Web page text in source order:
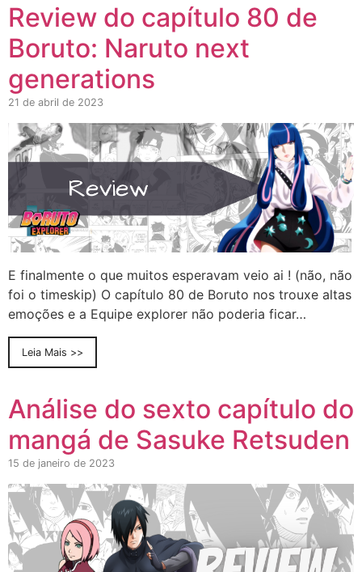
Review do capítulo 80 de
Boruto: Naruto next
generations
21 de abril de 2023
E finalmente o que muitos esperavam veio ai ! (não, não
foi o timeskip) O capítulo 80 de Boruto nos trouxe altas
emoções e a Equipe explorer não poderia ficar…
Leia Mais >>
Análise do sexto capítulo do
mangá de Sasuke Retsuden
15 de janeiro de 2023